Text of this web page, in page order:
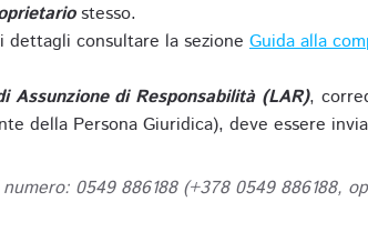
stesso.
dettagli consultare la sezione Guida alla
Assunzione di Responsabilità (LAR),
della Persona Giuridica), deve essere
0549 886188 (+378 0549 886188,